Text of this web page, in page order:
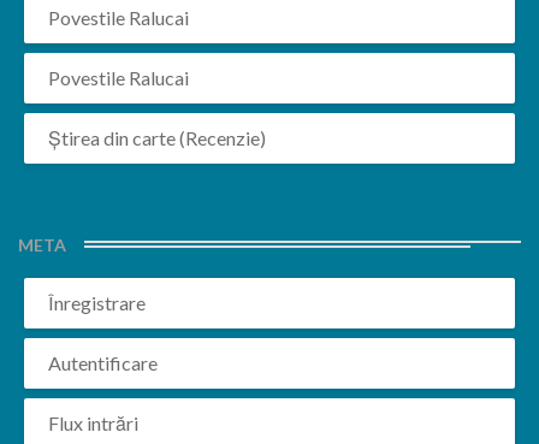
Povestile Ralucai
Povestile Ralucai
Știrea din carte (Recenzie)
META
Înregistrare
Autentificare
Flux intrări